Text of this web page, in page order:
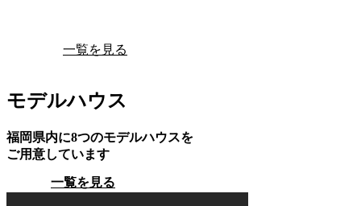
一覧を見る
モデルハウス
福岡県内に8つのモデルハウスを
ご用意しています
一覧を見る